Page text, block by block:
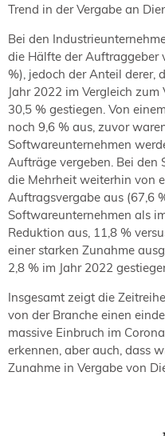
Trend in der Vergabe an
Bei den
die Hälfte der Auftraggeber
%), jedoch der Anteil derer,
Jahr 2022 im Vergleich
30,5 % gestiegen. Von
noch 9,6 % aus, zuvor
Softwareunternehmen
Aufträge vergeben. Bei
die Mehrheit weiterhin von
Auftragsvergabe aus (67,6
Softwareunternehmen als
Reduktion aus, 11,8 %
einer starken Zunahme
2,8 % im Jahr 2022
Insgesamt zeigt die
von der Branche einen
massive Einbruch im
erkennen, aber auch, dass
Zunahme in Vergabe von